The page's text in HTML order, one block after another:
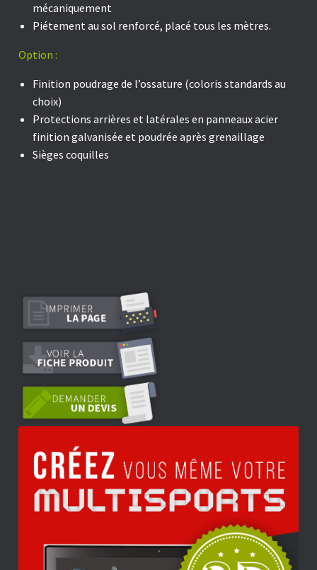
mécaniquement
Piétement au sol renforcé, placé tous les mètres.
Option :
Finition poudrage de l’ossature (coloris standards au
choix)
Protections arrières et latérales en panneaux acier
finition galvanisée et poudrée après grenaillage
Sièges coquilles